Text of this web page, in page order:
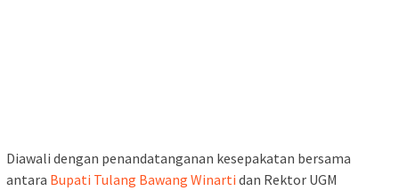
Diawali dengan penandatanganan kesepakatan bersama
antara Bupati Tulang Bawang Winarti dan Rektor UGM